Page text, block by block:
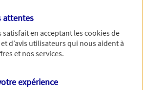
sur les informations vous concernant. Pour
ici.
attentes
en acceptant lescookiesde
d’avis utilisateurs qui nous aident à
et nos services.
expérience